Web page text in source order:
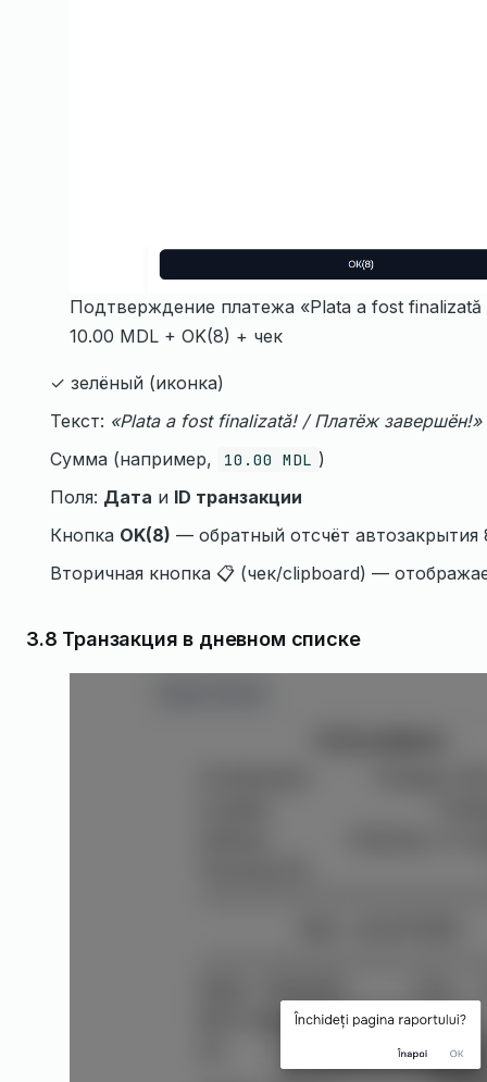
Подтверждение платежа «Plata a fost
10.00 MDL + OK(8) + чек
✓ зелёный (иконка)
Текст: «Plata a fost finalizată! / Платёж завершён!»
Сумма (например,
10.00 MDL )
Поля: Дата и ID транзакции
Кнопка OK(8) — обратный отсчёт автозакрытия
Вторичная кнопка 📋 (чек/clipboard) —
3.8 Транзакция в дневном списке